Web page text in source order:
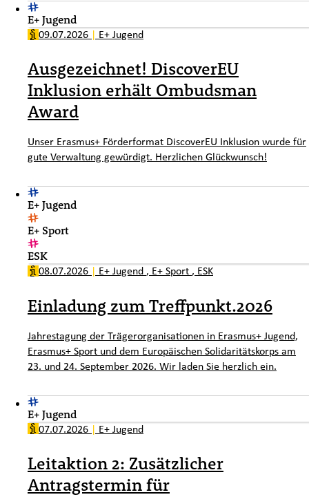
E+ Jugend
09.07.2026 | E+ Jugend
Ausgezeichnet! DiscoverEU
Inklusion erhält Ombudsman
Award
Unser Erasmus+ Förderformat DiscoverEU Inklusion wurde für
gute Verwaltung gewürdigt. Herzlichen Glückwunsch!
E+ Jugend
E+ Sport
ESK
08.07.2026 | E+ Jugend , E+ Sport , ESK
Einladung zum Treffpunkt.2026
Jahrestagung der Trägerorganisationen in Erasmus+ Jugend,
Erasmus+ Sport und dem Europäischen Solidaritätskorps am
23. und 24. September 2026. Wir laden Sie herzlich ein.
E+ Jugend
07.07.2026 | E+ Jugend
Leitaktion 2: Zusätzlicher
Antragstermin für